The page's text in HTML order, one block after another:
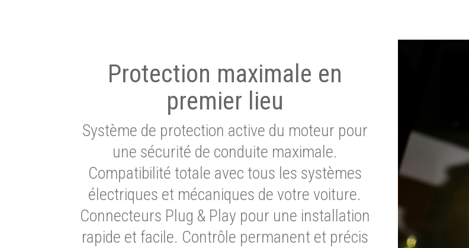
Protection maximale en
premier lieu
Système de protection active du moteur pour
une sécurité de conduite maximale.
Compatibilité totale avec tous les systèmes
électriques et mécaniques de votre voiture.
Connecteurs Plug & Play pour une installation
rapide et facile. Contrôle permanent et précis